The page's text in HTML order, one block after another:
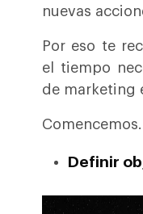
nuevas
Por eso te
el tiempo
de marketing
Comencemos.
Definir